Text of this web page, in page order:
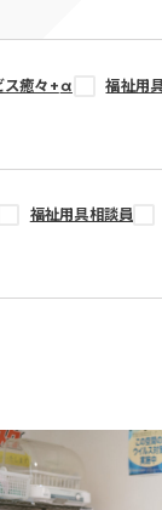
ス癒々+α
福祉用
福祉用具相談員